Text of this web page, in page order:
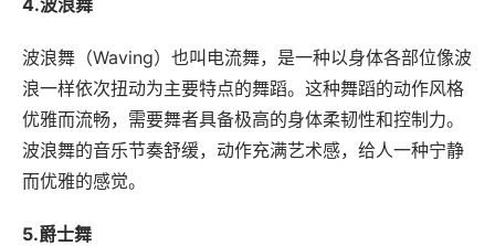
4.波浪舞
波浪舞（Waving）也叫电流舞，是一种以身体各部位像波
浪一样依次扭动为主要特点的舞蹈。这种舞蹈的动作风格
优雅而流畅，需要舞者具备极高的身体柔韧性和控制力。
波浪舞的音乐节奏舒缓，动作充满艺术感，给人一种宁静
而优雅的感觉。
5.爵士舞